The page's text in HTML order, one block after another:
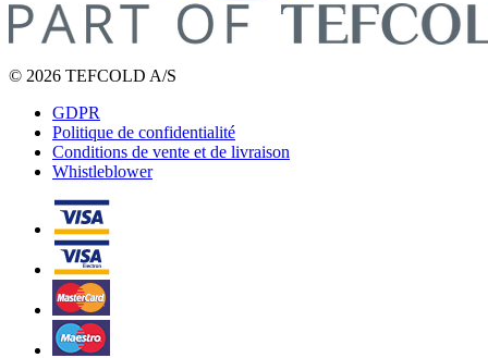
© 2026 TEFCOLD A/S
GDPR
Politique de confidentialité
Conditions de vente et de livraison
Whistleblower